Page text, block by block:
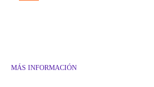
MÁS INFORMACIÓN